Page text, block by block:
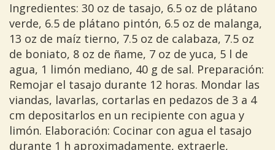
Ingredientes: 30 oz de tasajo, 6.5 oz de plátano
verde, 6.5 de plátano pintón, 6.5 oz de malanga,
13 oz de maíz tierno, 7.5 oz de calabaza, 7.5 oz
de boniato, 8 oz de ñame, 7 oz de yuca, 5 l de
agua, 1 limón mediano, 40 g de sal. Preparación:
Remojar el tasajo durante 12 horas. Mondar las
viandas, lavarlas, cortarlas en pedazos de 3 a 4
cm depositarlos en un recipiente con agua y
limón. Elaboración: Cocinar con agua el tasajo
durante 1 h aproximadamente, extraerle,